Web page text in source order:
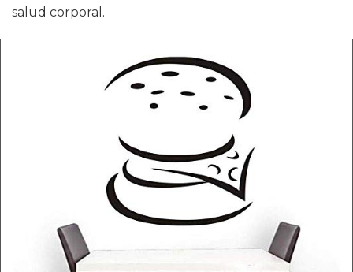
salud corporal.